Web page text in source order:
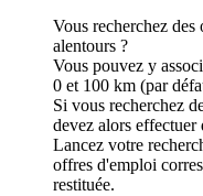
Vous recherchez des
alentours ?
Vous pouvez y
0 et 100 km (par
Si vous recherchez
devez alors effectuer
Lancez votre
offres d'emploi
restituée.